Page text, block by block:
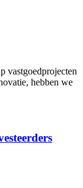
vastgoedprojecten
hebben we